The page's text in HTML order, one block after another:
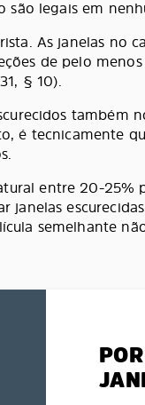
são legais em
As janelas no
de pelo
§ 10).
também
é tecnicamente
entre 20-25%
semelhante